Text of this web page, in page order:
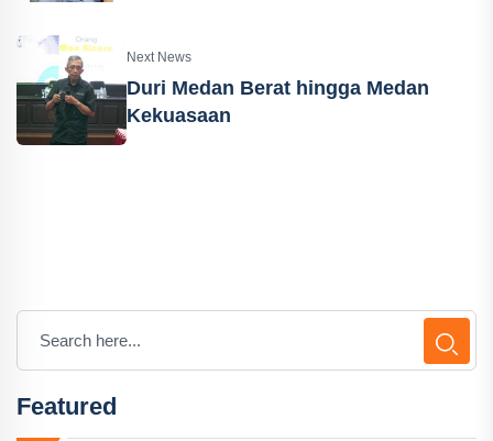
Next News
Duri Medan Berat hingga Medan
Kekuasaan
Featured